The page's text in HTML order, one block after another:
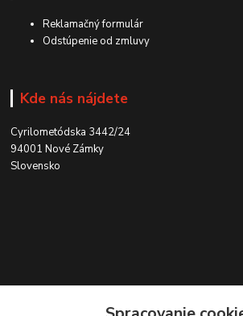
Reklamačný formulár
Odstúpenie od zmluvy
Kde nás nájdete
Cyrilometódska 3442/24
94001 Nové Zámky
Slovensko